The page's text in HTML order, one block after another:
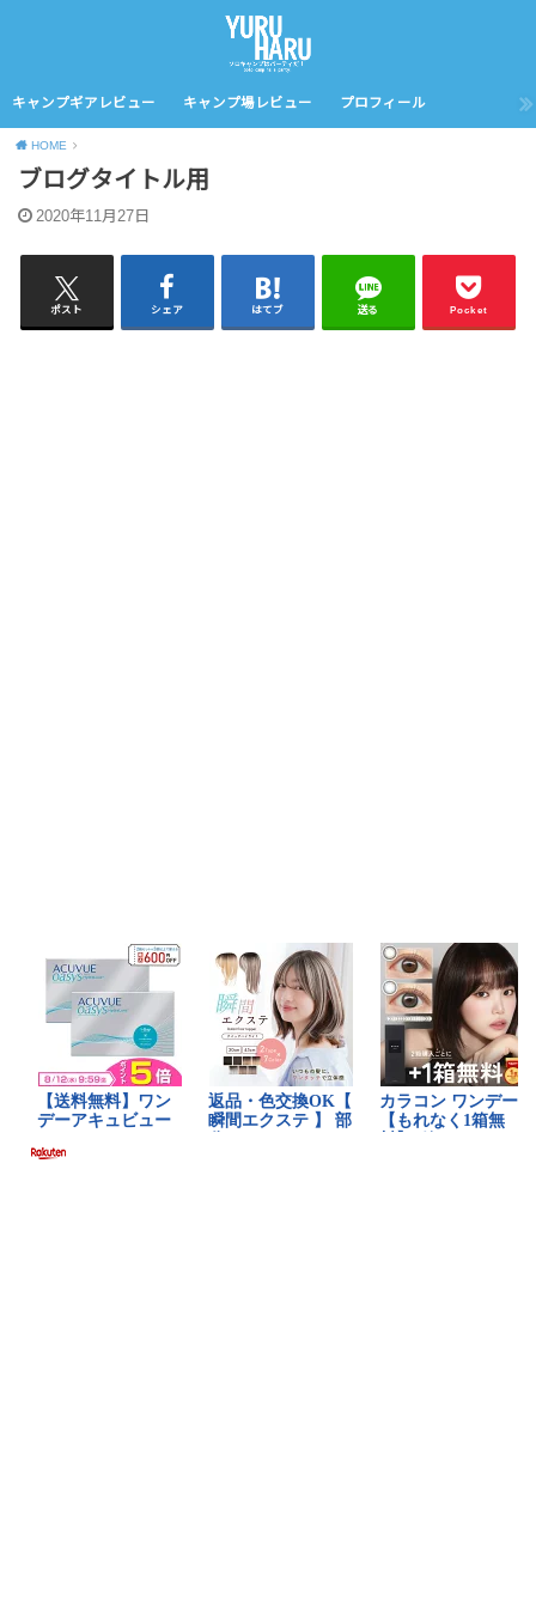
キャンプギアレビュー キャンプ場レビュー プロフィール
HOME
ブログタイトル用
2020年11月27日
ポスト シェア はてブ 送る Pocket